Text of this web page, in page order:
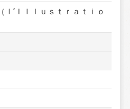
’Ｉｌｌｕｓｔｒａｔｉｏ